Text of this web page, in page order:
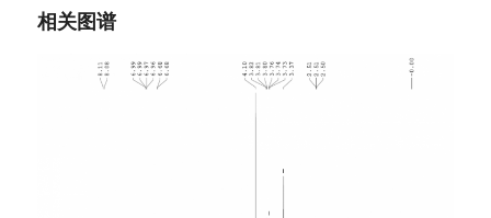
相关图谱